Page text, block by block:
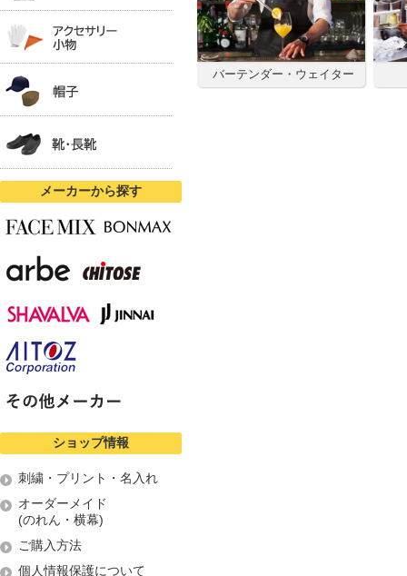
メーカーから探す
ショップ情報
刺繍・プリント・名入れ
オーダーメイド
(のれん・横幕)
ご購入方法
個人情報保護について
バーテンダー・ウェイター